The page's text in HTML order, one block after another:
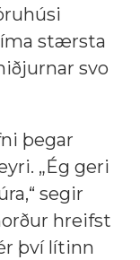
stærsta
svo
þegar
„Ég geri
segir
hreifst
því lítinn